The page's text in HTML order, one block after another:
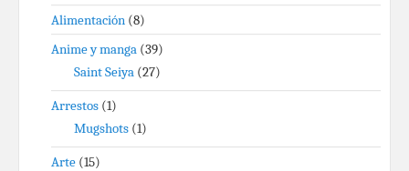
Alimentación (8)
Anime y manga (39)
Saint Seiya (27)
Arrestos (1)
Mugshots (1)
Arte (15)